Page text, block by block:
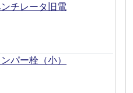
チレータ旧電
パー栓（小）